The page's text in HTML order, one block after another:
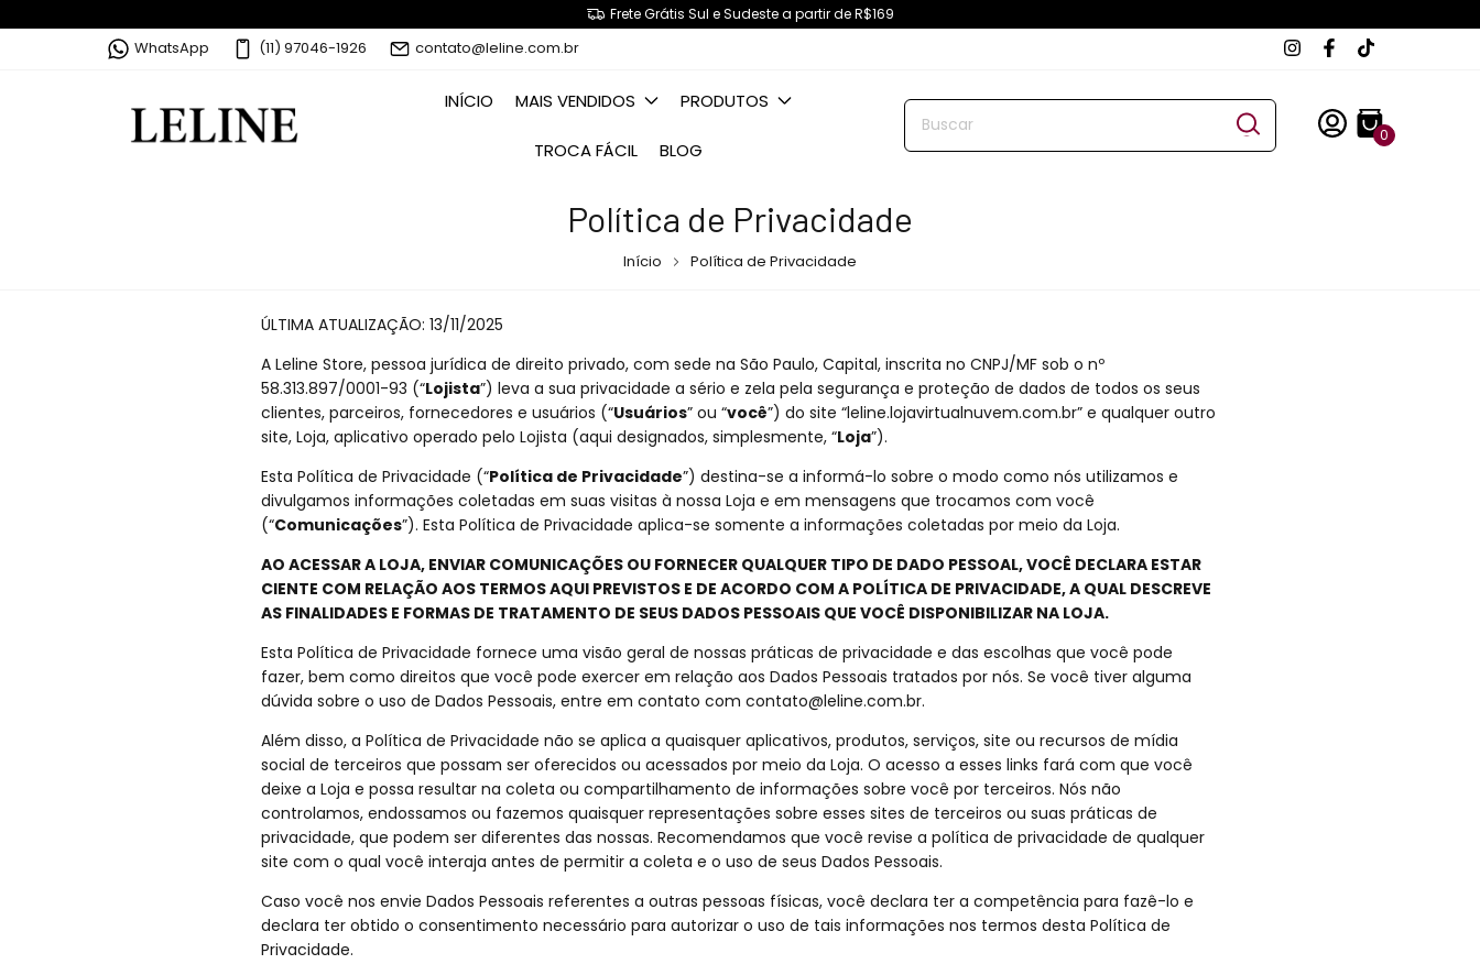
Frete Grátis Sul e Sudeste a partir de R$169
WhatsApp (11) 97046-1926 contato@leline.com.br
INÍCIO MAIS VENDIDOS PRODUTOS
TROCA FÁCIL BLOG
0
Política de Privacidade
Início Política de Privacidade
ÚLTIMA ATUALIZAÇÃO: 13/11/2025
A Leline Store, pessoa jurídica de direito privado, com sede na São Paulo, Capital, inscrita no CNPJ/MF sob o nº
58.313.897/0001-93 (“Lojista”) leva a sua privacidade a sério e zela pela segurança e proteção de dados de todos os seus
clientes, parceiros, fornecedores e usuários (“Usuários” ou “você”) do site “leline.lojavirtualnuvem.com.br” e qualquer outro
site, Loja, aplicativo operado pelo Lojista (aqui designados, simplesmente, “Loja”).
Esta Política de Privacidade (“Política de Privacidade”) destina-se a informá-lo sobre o modo como nós utilizamos e
divulgamos informações coletadas em suas visitas à nossa Loja e em mensagens que trocamos com você
(“Comunicações”). Esta Política de Privacidade aplica-se somente a informações coletadas por meio da Loja.
AO ACESSAR A LOJA, ENVIAR COMUNICAÇÕES OU FORNECER QUALQUER TIPO DE DADO PESSOAL, VOCÊ DECLARA ESTAR
CIENTE COM RELAÇÃO AOS TERMOS AQUI PREVISTOS E DE ACORDO COM A POLÍTICA DE PRIVACIDADE, A QUAL DESCREVE
AS FINALIDADES E FORMAS DE TRATAMENTO DE SEUS DADOS PESSOAIS QUE VOCÊ DISPONIBILIZAR NA LOJA.
Esta Política de Privacidade fornece uma visão geral de nossas práticas de privacidade e das escolhas que você pode
fazer, bem como direitos que você pode exercer em relação aos Dados Pessoais tratados por nós. Se você tiver alguma
dúvida sobre o uso de Dados Pessoais, entre em contato com contato@leline.com.br.
Além disso, a Política de Privacidade não se aplica a quaisquer aplicativos, produtos, serviços, site ou recursos de mídia
social de terceiros que possam ser oferecidos ou acessados por meio da Loja. O acesso a esses links fará com que você
deixe a Loja e possa resultar na coleta ou compartilhamento de informações sobre você por terceiros. Nós não
controlamos, endossamos ou fazemos quaisquer representações sobre esses sites de terceiros ou suas práticas de
privacidade, que podem ser diferentes das nossas. Recomendamos que você revise a política de privacidade de qualquer
site com o qual você interaja antes de permitir a coleta e o uso de seus Dados Pessoais.
Caso você nos envie Dados Pessoais referentes a outras pessoas físicas, você declara ter a competência para fazê-lo e
declara ter obtido o consentimento necessário para autorizar o uso de tais informações nos termos desta Política de
Privacidade.